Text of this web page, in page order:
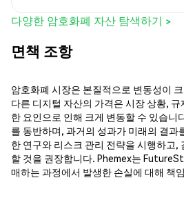
다양한 암호화폐 자산 탐색하기 >
면책 조항
암호화폐 시장은 본질적으로 변동성이
다른 디지털 자산의 가격은 시장 상황,
한 요인으로 인해 크게 변동할 수 있습니
를 동반하며, 과거의 성과가 미래의 결과
한 연구와 리스크 관리 전략을 시행하고,
할 것을 권장합니다. Phemex는
매하는 과정에서 발생한 손실에 대해 책